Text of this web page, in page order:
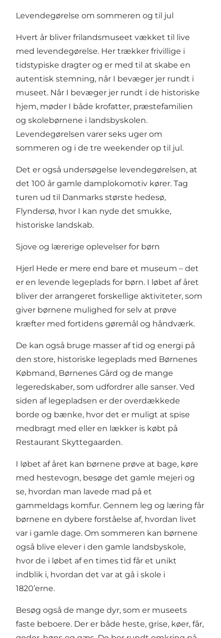
Levendegørelse om sommeren og til jul
Hvert år bliver frilandsmuseet vækket til live
med levendegørelse. Her trækker frivillige i
tidstypiske dragter og er med til at skabe en
autentisk stemning, når I bevæger jer rundt i
museet. Når I bevæger jer rundt i de historiske
hjem, møder I både krofatter, præstefamilien
og skolebørnene i landsbyskolen.
Levendegørelsen varer seks uger om
sommeren og i de tre weekender op til jul.
Det er også undersøgelse levendegørelsen, at
det 100 år gamle damplokomotiv kører. Tag
turen ud til Danmarks største hedesø,
Flyndersø, hvor I kan nyde det smukke,
historiske landskab.
Sjove og lærerige oplevelser for børn
Hjerl Hede er mere end bare et museum – det
er en levende legeplads for børn. I løbet af året
bliver der arrangeret forskellige aktiviteter, som
giver børnene mulighed for selv at prøve
kræfter med fortidens gøremål og håndværk.
De kan også bruge masser af tid og energi på
den store, historiske legeplads med Børnenes
Købmand, Børnenes Gård og de mange
legeredskaber, som udfordrer alle sanser. Ved
siden af legepladsen er der overdækkede
borde og bænke, hvor det er muligt at spise
medbragt med eller en lækker is købt på
Restaurant Skyttegaarden.
I løbet af året kan børnene prøve at bage, køre
med hestevogn, besøge det gamle mejeri og
se, hvordan man lavede mad på et
gammeldags komfur. Gennem leg og læring får
børnene en dybere forståelse af, hvordan livet
var i gamle dage. Om sommeren kan børnene
også blive elever i den gamle landsbyskole,
hvor de i løbet af en times tid får et unikt
indblik i, hvordan det var at gå i skole i
1820’erne.
Besøg også de mange dyr, som er museets
faste beboere. Der er både heste, grise, køer, får,